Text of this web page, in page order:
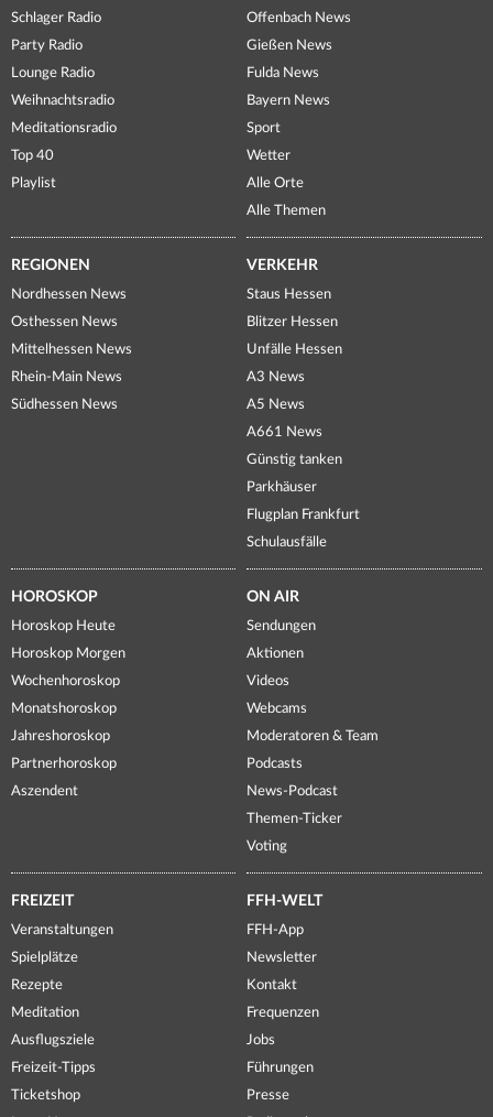
Schlager Radio
Party Radio
Lounge Radio
Weihnachtsradio
Meditationsradio
Top 40
Playlist
Offenbach News
Gießen News
Fulda News
Bayern News
Sport
Wetter
Alle Orte
Alle Themen
REGIONEN
Nordhessen News
Osthessen News
Mittelhessen News
Rhein-Main News
Südhessen News
VERKEHR
Staus Hessen
Blitzer Hessen
Unfälle Hessen
A3 News
A5 News
A661 News
Günstig tanken
Parkhäuser
Flugplan Frankfurt
Schulausfälle
HOROSKOP
Horoskop Heute
Horoskop Morgen
Wochenhoroskop
Monatshoroskop
Jahreshoroskop
Partnerhoroskop
Aszendent
ON AIR
Sendungen
Aktionen
Videos
Webcams
Moderatoren & Team
Podcasts
News-Podcast
Themen-Ticker
Voting
FREIZEIT
Veranstaltungen
Spielplätze
Rezepte
Meditation
Ausflugsziele
Freizeit-Tipps
Ticketshop
FFH-WELT
FFH-App
Newsletter
Kontakt
Frequenzen
Jobs
Führungen
Presse